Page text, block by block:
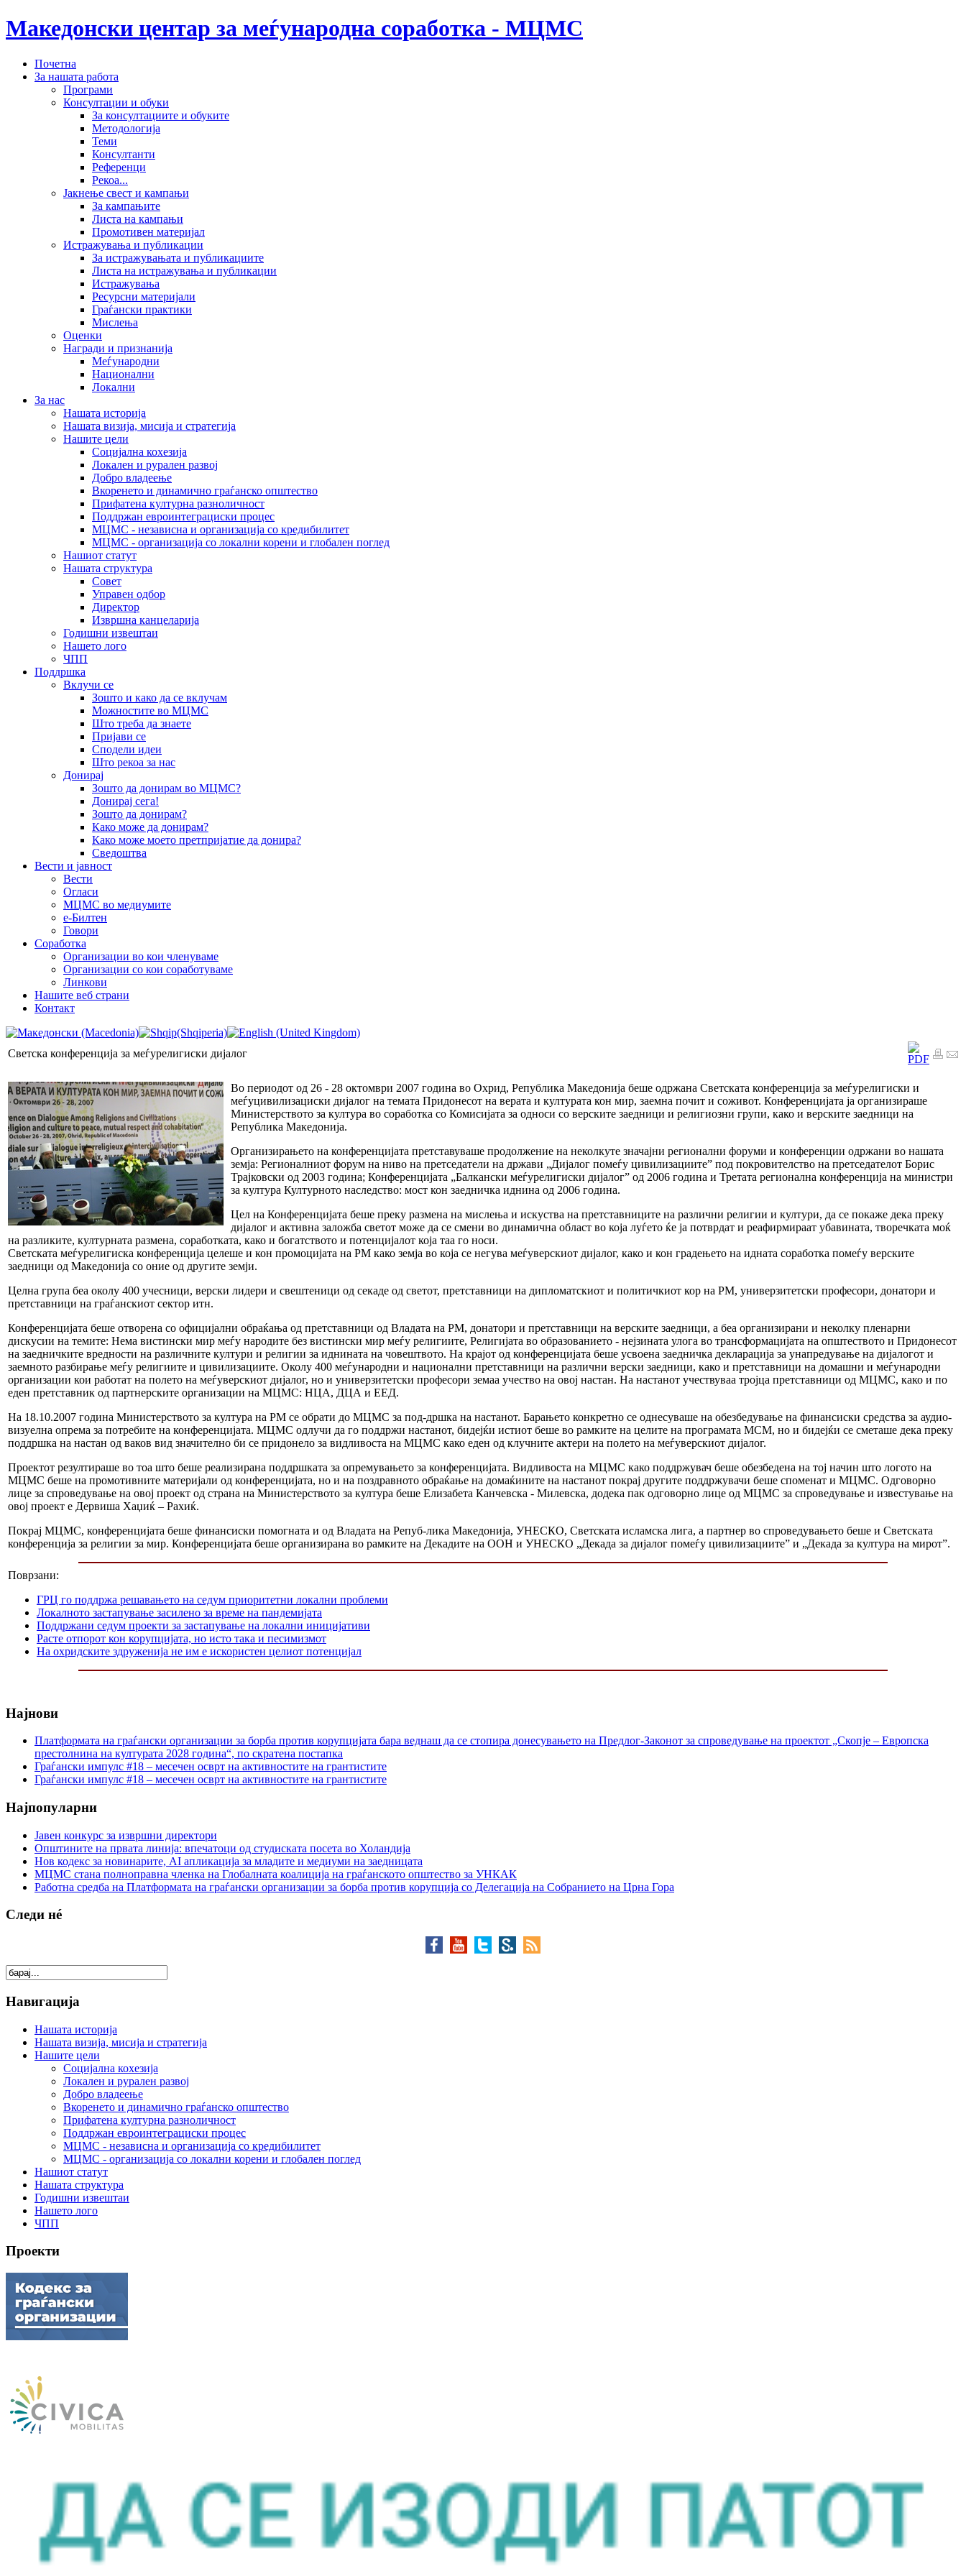
Македонски центар за меѓународна соработка - МЦМС
Почетна
За нашата работа
Програми
Консултации и обуки
За консултациите и обуките
Методологија
Теми
Консултанти
Референци
Рекоа...
Јакнење свест и кампањи
За кампањите
Листа на кампањи
Промотивен материјал
Истражувања и публикации
За истражувањата и публикациите
Листа на истражувања и публикации
Истражувања
Ресурсни материјали
Граѓански практики
Мислења
Оценки
Награди и признанија
Меѓународни
Национални
Локални
За нас
Нашата историја
Нашата визија, мисија и стратегија
Нашите цели
Социјална кохезија
Локален и рурален развој
Добро владеење
Вкоренето и динамично граѓанско општество
Прифатена културна разноличност
Поддржан евроинтеграциски процес
МЦМС - независна и организација со кредибилитет
МЦМС - организација со локални корени и глобален поглед
Нашиот статут
Нашата структура
Совет
Управен одбор
Директор
Извршна канцеларија
Годишни извештаи
Нашето лого
ЧПП
Поддршка
Вклучи се
Зошто и како да се вклучам
Можностите во МЦМС
Што треба да знаете
Пријави се
Сподели идеи
Што рекоа за нас
Донирај
Зошто да донирам во МЦМС?
Донирај сега!
Зошто да донирам?
Како може да донирам?
Како може моето претпријатие да донира?
Сведоштва
Вести и јавност
Вести
Огласи
МЦМС во медиумите
е-Билтен
Говори
Соработка
Организации во кои членуваме
Организации со кои соработуваме
Линкови
Нашите веб страни
Контакт
Светска конференција за меѓурелигиски дијалог
Во периодот од 26 - 28 октомври 2007 година во Охрид, Република Македонија беше одржана Светската конференција за меѓурелигиски и
меѓуцивилизациски дијалог на темата Придонесот на верата и културата кон мир, заемна почит и соживот. Конференцијата ја организираше
Министерството за култура во соработка со Комисијата за односи со верските заедници и религиозни групи, како и верските заедници на
Република Македонија.
Организирањето на конференцијата претставуваше продолжение на неколкуте значајни регионални форуми и конференции одржани во нашата
земја: Регионалниот форум на ниво на претседатели на држави „Дијалог помеѓу цивилизациите” под покровителство на претседателот Борис
Трајковски од 2003 година; Конференцијата „Балкански меѓурелигиски дијалог” од 2006 година и Третата регионална конференција на министри
за култура Културното наследство: мост кон заедничка иднина од 2006 година.
Цел на Конференцијата беше преку размена на мислења и искуства на претставниците на различни религии и култури, да се покаже дека преку
дијалог и активна заложба светот може да се смени во динамична област во која луѓето ќе ја потврдат и реафирмираат убавината, творечката моќ
на разликите, културната размена, соработката, како и богатството и потенцијалот која таа го носи.
Светската меѓурелигиска конференција целеше и кон промоцијата на РМ како земја во која се негува меѓуверскиот дијалог, како и кон градењето на идната соработка помеѓу верските
заедници од Македонија со оние од другите земји.
Целна група беа околу 400 учесници, верски лидери и свештеници од секаде од светот, претставници на дипломатскиот и политичкиот кор на РМ, универзитетски професори, донатори и
претставници на граѓанскиот сектор итн.
Конференцијата беше отворена со официјални обраќања од претставници од Владата на РМ, донатори и претставници на верските заедници, а беа организирани и неколку пленарни
дискусии на темите: Нема вистински мир меѓу народите без вистински мир меѓу религиите, Религијата во образованието - нејзината улога во трансформацијата на општеството и Придонесот
на заедничките вредности на различните култури и религии за иднината на човештвото. На крајот од конференцијата беше усвоена заедничка декларација за унапредување на дијалогот и
заемното разбирање меѓу религиите и цивилизациите. Околу 400 меѓународни и национални претставници на различни верски заедници, како и претставници на домашни и меѓународни
организации кои работат на полето на меѓуверскиот дијалог, но и универзитетски професори земаа учество на овој настан. На настанот учествуваа тројца претставници од МЦМС, како и по
еден претставник од партнерските организации на МЦМС: НЦА, ДЦА и ЕЕД.
На 18.10.2007 година Министерството за култура на РМ се обрати до МЦМС за под-дршка на настанот. Барањето конкретно се однесуваше на обезбедување на финансиски средства за аудио-
визуелна опрема за потребите на конференцијата. МЦМС одлучи да го поддржи настанот, бидејќи истиот беше во рамките на целите на програмата МСМ, но и бидејќи се сметаше дека преку
поддршка на настан од ваков вид значително би се придонело за видливоста на МЦМС како еден од клучните актери на полето на меѓуверскиот дијалог.
Проектот резултираше во тоа што беше реализирана поддршката за опремувањето за конференцијата. Видливоста на МЦМС како поддржувач беше обезбедена на тој начин што логото на
МЦМС беше на промотивните материјали од конференцијата, но и на поздравното обраќање на домаќините на настанот покрај другите поддржувачи беше споменат и МЦМС. Одговорно
лице за спроведување на овој проект од страна на Министерството за култура беше Елизабета Канчевска - Милевска, додека пак одговорно лице од МЦМС за спроведување и известување на
овој проект е Дервиша Хаџиќ – Рахиќ.
Покрај МЦМС, конференцијата беше финансиски помогната и од Владата на Репуб-лика Македонија, УНЕСКО, Светската исламска лига, а партнер во спроведувањето беше и Светската
конференција за религии за мир. Конференцијата беше организирана во рамките на Декадите на ООН и УНЕСКО „Декада за дијалог помеѓу цивилизациите” и „Декада за култура на мирот”.
Поврзани:
ГРЦ го поддржа решавањето на седум приоритетни локални проблеми
Локалното застапување засилено за време на пандемијата
Поддржани седум проекти за застапување на локални иницијативи
Расте отпорот кон корупцијата, но исто така и песимизмот
На охридските здруженија не им е искористен целиот потенцијал
Најнови
Платформата на граѓански организации за борба против корупцијата бара веднаш да се стопира донесувањето на Предлог-Законот за спроведување на проектот „Скопје – Европска
престолнина на културата 2028 година“, по скратена постапка
Граѓански импулс #18 – месечен осврт на активностите на грантистите
Граѓански импулс #18 – месечен осврт на активностите на грантистите
Најпопуларни
Јавен конкурс за извршни директори
Општините на првата линија: впечатоци од студиската посета во Холандија
Нов кодекс за новинарите, AI апликација за младите и медиуми на заедницата
МЦМС стана полноправна членка на Глобалната коалиција на граѓанското општество за УНКАК
Работна средба на Платформата на граѓански организации за борба против корупција со Делегација на Собранието на Црна Гора
Следи нé
Навигација
Нашата историја
Нашата визија, мисија и стратегија
Нашите цели
Социјална кохезија
Локален и рурален развој
Добро владеење
Вкоренето и динамично граѓанско општество
Прифатена културна разноличност
Поддржан евроинтеграциски процес
МЦМС - независна и организација со кредибилитет
МЦМС - организација со локални корени и глобален поглед
Нашиот статут
Нашата структура
Годишни извештаи
Нашето лого
ЧПП
Проекти